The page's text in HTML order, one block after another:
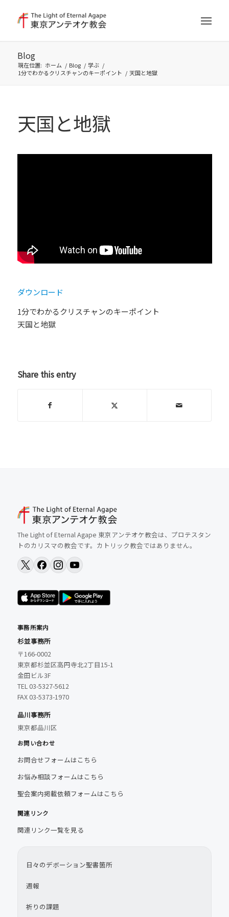
Blog
現在位置: ホーム / Blog / 学ぶ /
1分でわかるクリスチャンのキーポイント / 天国と地獄
天国と地獄
ダウンロード
1分でわかるクリスチャンのキーポイント
天国と地獄
Share this entry
The Light of Eternal Agape 東京アンテオケ教会は、プロテスタン
トのカリスマの教会です。カトリック教会ではありません。
事務所案内
杉並事務所
〒166-0002
東京都杉並区高円寺北2丁目15-1
金田ビル3F
TEL 03-5327-5612
FAX 03-5373-1970
品川事務所
東京都品川区
お問い合わせ
お問合せフォームはこちら
お悩み相談フォームはこちら
聖会案内掲載依頼フォームはこちら
関連リンク
関連リンク一覧を見る
日々のデボーション聖書箇所
週報
祈りの課題